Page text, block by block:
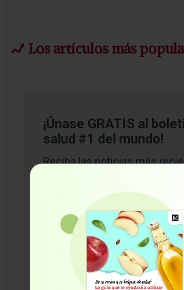
Los artículos más
¡Únase GRATIS al
salud #1 del mundo!
Reciba las noticias más
directamente en su correo
electrónico.
¡Suscríbase ahora!